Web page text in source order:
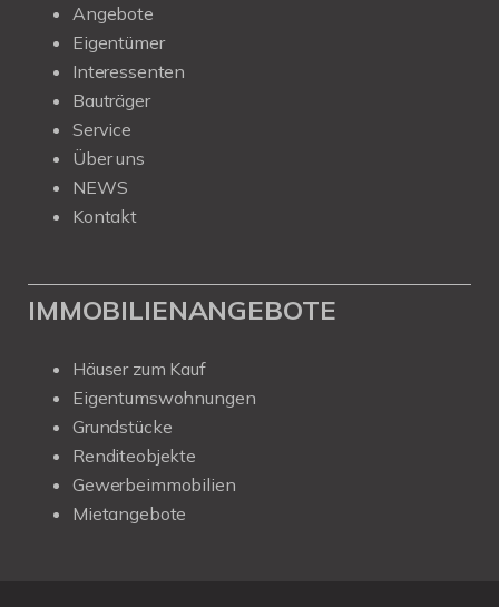
Angebote
Eigentümer
Interessenten
Bauträger
Service
Über uns
NEWS
Kontakt
IMMOBILIENANGEBOTE
Häuser zum Kauf
Eigentumswohnungen
Grundstücke
Renditeobjekte
Gewerbeimmobilien
Mietangebote